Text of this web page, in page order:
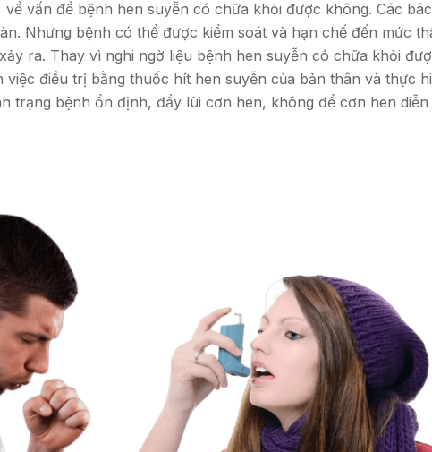
vấn đề bệnh hen suyễn có chữa khỏi được không. Các
Nhưng bệnh có thể được kiểm soát và hạn chế đến mức
ra. Thay vì nghi ngờ liệu bệnh hen suyễn có chữa khỏi
điều trị bằng thuốc hít hen suyễn của bản thân và thực
trạng bệnh ổn định, đẩy lùi cơn hen, không để cơn hen diễn